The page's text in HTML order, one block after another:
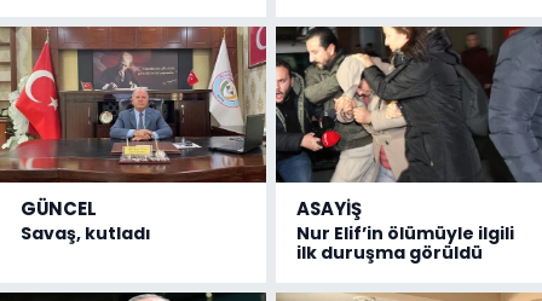
GÜNCEL
Savaş, kutladı
ASAYİŞ
Nur Elif’in ölümüyle ilgili
ilk duruşma görüldü